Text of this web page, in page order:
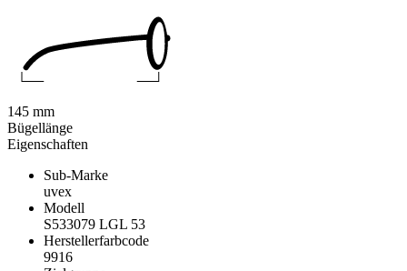
Eigenschaften
Sub-Marke
uvex
Modell
S533079 LGL 53
Herstellerfarbcode
9916
145 mm
Bügellänge